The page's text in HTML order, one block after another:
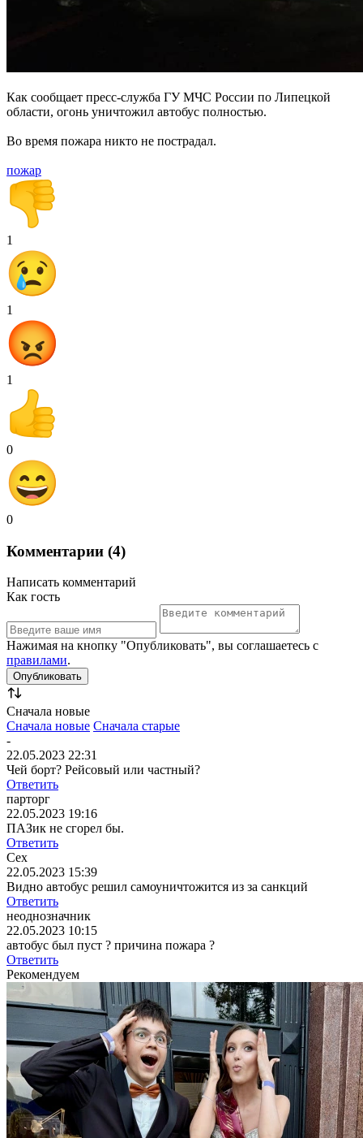
Как сообщает пресс-служба ГУ МЧС России по Липецкой
области, огонь уничтожил автобус полностью.
Во время пожара никто не пострадал.
пожар
1
1
1
0
0
Комментарии (4)
Написать комментарий
Как гость
Нажимая на кнопку "Опубликовать", вы соглашаетесь с
правилами.
Сначала новые
Сначала новые Сначала старые
-
22.05.2023 22:31
Чей борт? Рейсовый или частный?
Ответить
парторг
22.05.2023 19:16
ПАЗик не сгорел бы.
Ответить
Сех
22.05.2023 15:39
Видно автобус решил самоуничтожится из за санкций
Ответить
неоднозначник
22.05.2023 10:15
автобус был пуст ? причина пожара ?
Ответить
Рекомендуем